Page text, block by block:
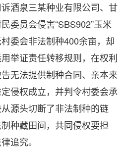
泉三某种业有限公司、甘
委员会侵害“SBS902”玉米
委会非法制种400余亩，却
举证责任转移规则，在权利
无法提供制种合同、亲本来
侵权成立，并判令村委会承
源头切断了非法制种的链
种藏田间，共同侵权要担
追究。